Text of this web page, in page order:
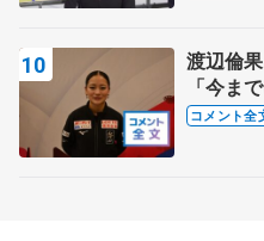
渡辺倫
「今ま
れてい
コメント全